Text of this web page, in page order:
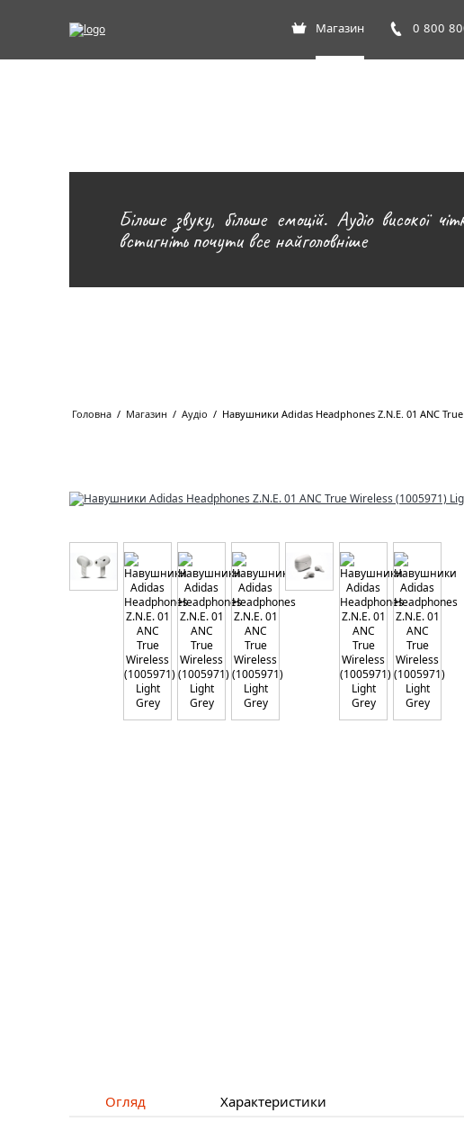
Магазин 0 800
Більше звуку, більше емоцій. Аудіо високої
встигніть почути все найголовніше
Головна / Магазин / Аудіо / Навушники Adidas Headphones Z.N.E. 01 ANC
Огляд Характеристики